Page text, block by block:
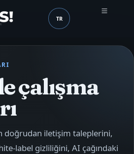
Dil (mobile header)
TR
çalışma
doğrudan iletişim taleplerini,
label gizliliğini, AI çağındaki